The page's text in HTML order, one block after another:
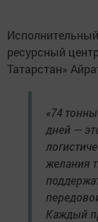
ресурсный
Татарстан»
«74
дней —
желания
Каждый